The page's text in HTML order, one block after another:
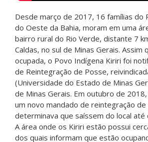
Desde março de 2017, 16 famílias do
do Oeste da Bahia, moram em uma
bairro rural do Rio Verde, distante 7
Caldas, no sul de Minas Gerais. Assim
ocupada, o Povo Indígena Kiriri foi
de Reintegração de Posse,
(Universidade do Estado de Minas
de Minas Gerais. Em outubro de
um novo mandado de reintegração
determinava que saíssem do local
A área onde os Kiriri estão possui
dos quais informam que estão